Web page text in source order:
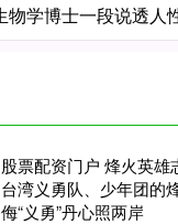
股票配资门户 烽火英雄
台湾义勇队、少年团的
侮“义勇”丹心照两岸